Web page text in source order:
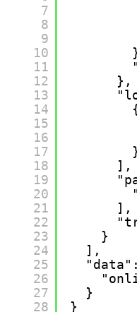
7
8
9
10
11
12
13
14
15
16
17
18
19
20
21
22
23
24
25
26
27
28
},
],
],
}
],
}
}